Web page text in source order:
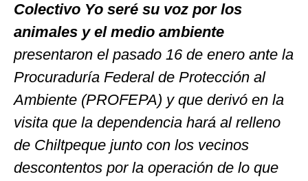
Colectivo Yo seré su voz por los
animales y el medio ambiente
presentaron el pasado 16 de enero ante la
Procuraduría Federal de Protección al
Ambiente (PROFEPA) y que derivó en la
visita que la dependencia hará al relleno
de Chiltpeque junto con los vecinos
descontentos por la operación de lo que